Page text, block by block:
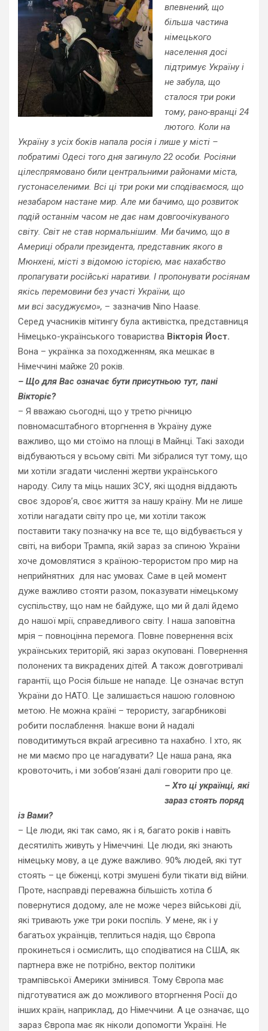
впевнений, що
більша частина
німецького
населення досі
підтримує Україну і
не забула, що
сталося три роки
тому, рано-вранці 24
лютого. Коли на
Україну з усіх боків напала росія і лише у місті –
побратимі Одесі того дня загинуло 22 особи. Росіяни
цілеспрямовано били центральними районами міста,
густонаселеними. Всі ці три роки ми сподіваємося, що
незабаром настане мир. Але ми бачимо, що розвиток
подій останнім часом не дає нам довгоочікуваного
світу. Світ не став нормальнішим. Ми бачимо, що в
Америці обрали президента, представник якого в
Мюнхені, місті з відомою історією, має нахабство
пропагувати російські наративи. І пропонувати росіянам
якісь перемовини без участі України, що
ми всі засуджуємо», – зазначив Nino Haase.
Серед учасників мітингу була активістка, представниця
Німецько-українського товариства Вікторія Йост.
Вона – українка за походженням, яка мешкає в
Німеччині майже 20 років.
– Що для Вас означає бути присутньою тут, пані
Вікторіє?
– Я вважаю сьогодні, що у третю річницю
повномасштабного вторгнення в Україну дуже
важливо, що ми стоїмо на площі в Майнці. Такі заходи
відбуваються у всьому світі. Ми зібралися тут тому, що
ми хотіли згадати численні жертви українського
народу. Силу та міць наших ЗСУ, які щодня віддають
своє здоров’я, своє життя за нашу країну. Ми не лише
хотіли нагадати світу про це, ми хотіли також
поставити таку позначку на все те, що відбувається у
світі, на вибори Трампа, якій зараз за спиною України
хоче домовлятися з країною-терористом про мир на
неприйнятних для нас умовах. Саме в цей момент
дуже важливо стояти разом, показувати німецькому
суспільству, що нам не байдуже, що ми й далі йдемо
до нашої мрії, справедливого світу. І наша заповітна
мрія – повноцінна перемога. Повне повернення всіх
українських територій, які зараз окуповані. Повернення
полонених та викрадених дітей. А також довготривалі
гарантії, що Росія більше не нападе. Це означає вступ
України до НАТО. Це залишається нашою головною
метою. Не можна країні – терористу, загарбникові
робити послаблення. Інакше вони й надалі
поводитимуться вкрай агресивно та нахабно. І хто, як
не ми маємо про це нагадувати? Це наша рана, яка
кровоточить, і ми зобов’язані далі говорити про це.
– Хто ці українці, які
зараз стоять поряд
із Вами?
– Це люди, які так само, як і я, багато років і навіть
десятиліть живуть у Німеччині. Це люди, які знають
німецьку мову, а це дуже важливо. 90% людей, які тут
стоять – це біженці, котрі змушені були тікати від війни.
Проте, насправді переважна більшість хотіла б
повернутися додому, але не може через військові дії,
які тривають уже три роки поспіль. У мене, як і у
багатьох українців, теплиться надія, що Європа
прокинеться і осмислить, що сподіватися на США, як
партнера вже не потрібно, вектор політики
трампівської Америки змінився. Тому Європа має
підготуватися аж до можливого вторгнення Росії до
інших країн, наприклад, до Німеччини. А це означає, що
зараз Європа має як ніколи допомогти Україні. Не